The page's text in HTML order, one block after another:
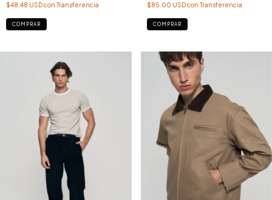
$48.48 USDcon Transferencia
COMPRAR
$85.00 USDcon Transferencia
COMPRAR